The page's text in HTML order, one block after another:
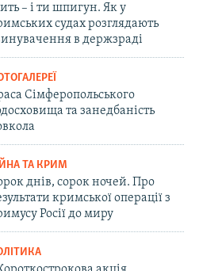
– і ти шпигун. Як у
судах розглядають
в держзраді
Сімферопольського
та занедбаність
ТА КРИМ
днів, сорок ночей. Про
кримської операції з
Росії до миру